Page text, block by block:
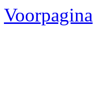
Voorpagina